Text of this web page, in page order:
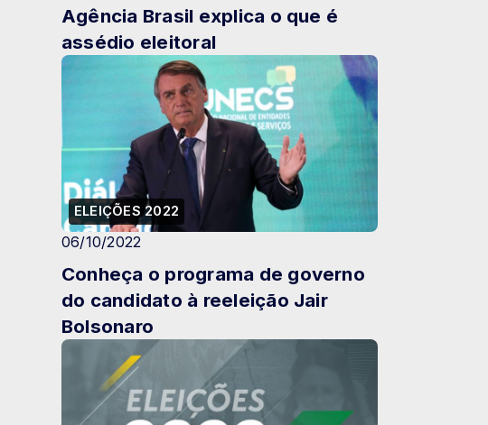
Agência Brasil explica o que é
assédio eleitoral
ELEIÇÕES 2022
06/10/2022
Conheça o programa de governo
do candidato à reeleição Jair
Bolsonaro